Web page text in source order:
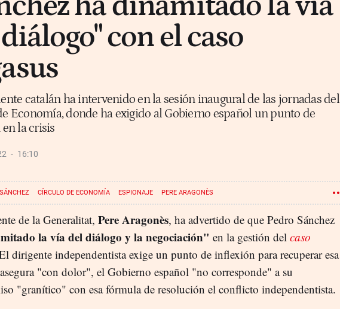
con el caso
catalán ha intervenido en la sesión inaugural de las jornadas del
Economía, donde ha exigido al Gobierno español un punto de
la crisis
16:10
CÍRCULO DE ECONOMÍA ESPIONAJE PERE ARAGONÈS
de la Generalitat, Pere Aragonès, ha advertido de que Pedro Sánchez
la vía del diálogo y la negociación" en la gestión del caso
dirigente independentista exige un punto de inflexión para recuperar esa
"con dolor", el Gobierno español "no corresponde" a su
"granítico" con esa fórmula de resolución el conflicto independentista.